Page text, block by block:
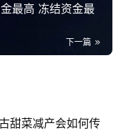
最高 冻结资金最
下一篇
甜菜减产会如何传